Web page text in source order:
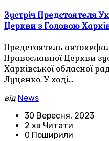
Зустріч Предстоятеля
Церкви з Головою
Предстоятель
Православної Церкви
Харківської обласної
Луценко. У ході…
від News
30 Вересня, 2023
2 хв Читати
0 Поширили